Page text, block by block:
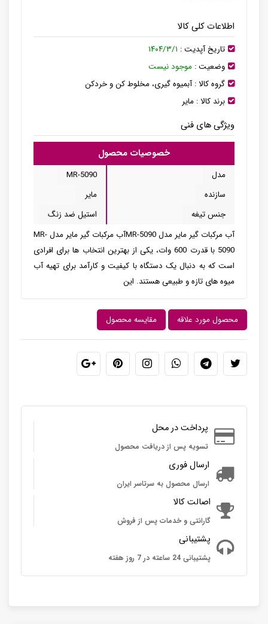
اطلاعات کلی کالا
تاریخ آپدیت : ۱۴۰۴/۳/۱
وضعیت : موجود نیست
گروه کالا : آبمیوه گیری، مخلوط کن و خردکن
برند کالا : مایر
ویژگی های فنی
خصوصیات محصول
مدل
MR-5090
سازنده
مایر
جنس تیغه
استیل ضد زنگ
آب مرکبات گیر مایر مدل MR-5090آب مرکبات گیر مایر مدل MR-
5090 با قدرت 600 وات، یکی از بهترین انتخاب ها برای افرادی
است که به دنبال یک دستگاه با کیفیت و کارآمد برای تهیه آب
میوه های تازه و طبیعی هستند. این
محصول مورد علاقه مقایسه محصول
پرداخت در محل
تسویه پس از دریافت محصول
ارسال فوری
ارسال محصول به سرتاسر ایران
اصالت کالا
گارانتی و خدمات پس از فروش
پشتیبانی
پشتیبانی 24 ساعته در 7 روز هفته